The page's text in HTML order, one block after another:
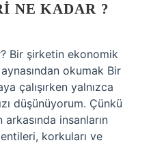
NE KADAR ?
Bir şirketin ekonomik
okumak Bir
çalışırken yalnızca
düşünüyorum. Çünkü
insanların
korkuları ve